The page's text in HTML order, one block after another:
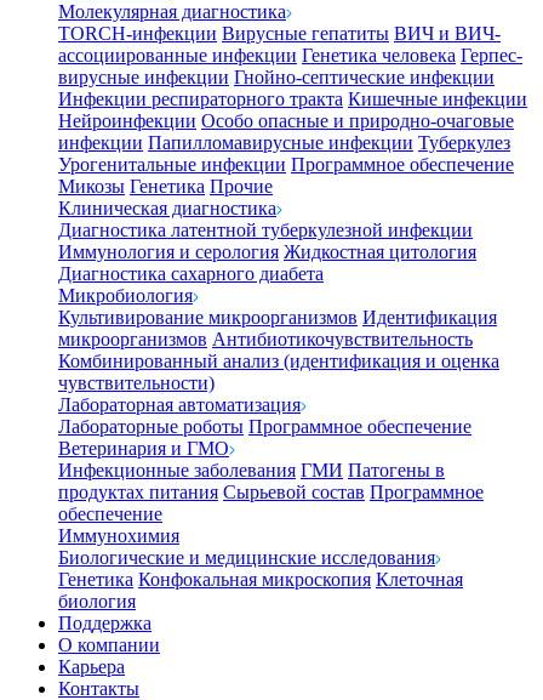
Молекулярная диагностика
TORCH-инфекции Вирусные гепатиты ВИЧ и ВИЧ-
ассоциированные инфекции Генетика человека Герпес-
вирусные инфекции Гнойно-септические инфекции
Инфекции респираторного тракта Кишечные инфекции
Нейроинфекции Особо опасные и природно-очаговые
инфекции Папилломавирусные инфекции Туберкулез
Урогенитальные инфекции Программное обеспечение
Микозы Генетика Прочие
Клиническая диагностика
Диагностика латентной туберкулезной инфекции
Иммунология и серология Жидкостная цитология
Диагностика сахарного диабета
Микробиология
Культивирование микроорганизмов Идентификация
микроорганизмов Антибиотикочувствительность
Комбинированный анализ (идентификация и оценка
чувствительности)
Лабораторная автоматизация
Лабораторные роботы Программное обеспечение
Ветеринария и ГМО
Инфекционные заболевания ГМИ Патогены в
продуктах питания Сырьевой состав Программное
обеспечение
Иммунохимия
Биологические и медицинские исследования
Генетика Конфокальная микроскопия Клеточная
биология
Поддержка
О компании
Карьера
Контакты